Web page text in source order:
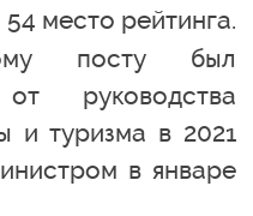
54 место рейтинга.
посту был
от руководства
и туризма в 2021
в январе